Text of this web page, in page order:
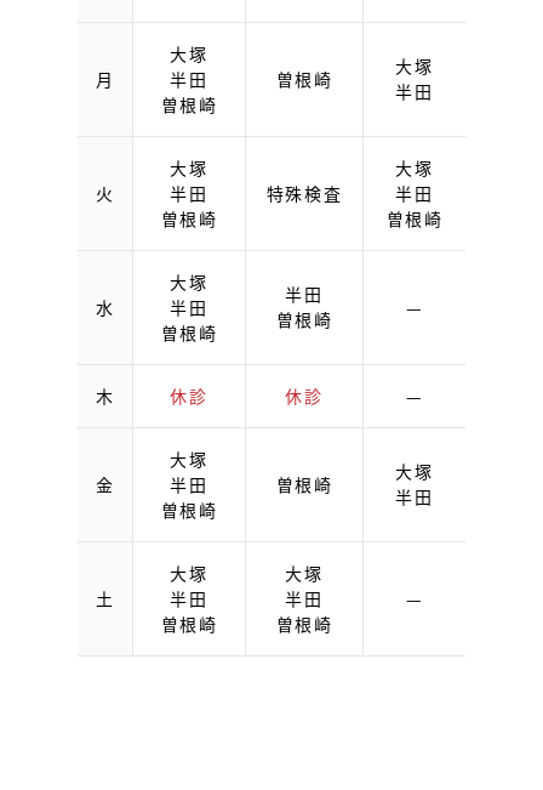
月
大塚
半田
曽根崎
曽根崎
大塚
半田
火
大塚
半田
曽根崎
特殊検査
大塚
半田
曽根崎
水
大塚
半田
曽根崎
半田
曽根崎
—
木 休診 休診 —
金
大塚
半田
曽根崎
曽根崎
大塚
半田
土
大塚
半田
曽根崎
大塚
半田
曽根崎
—